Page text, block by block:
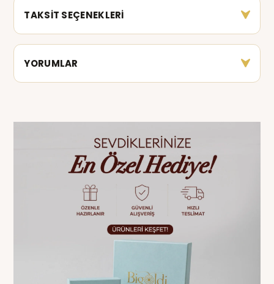
TAKSİT SEÇENEKLERİ
YORUMLAR